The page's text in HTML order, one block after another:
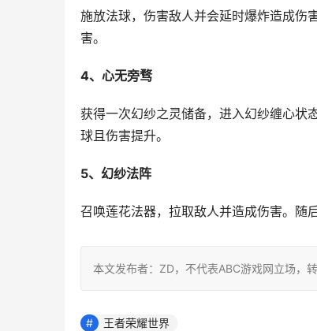
施放法球，伤害敌人并会延时爆炸造成伤
害。
4、心无旁骛
获得一次幻纱之灵储备，进入幻纱缠心状
球且伤害提升。
5、幻纱法阵
召唤莲花法器，拉取敌人并造成伤害。随
本文发布者：ZD，不代表ABC游戏网立场，转
王者荣耀世界